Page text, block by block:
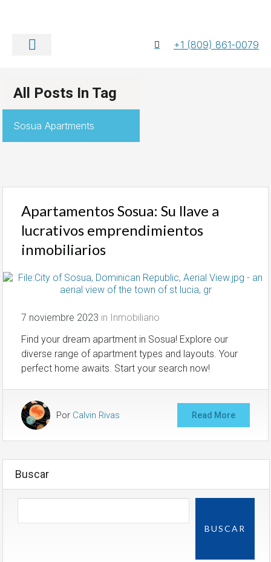
+1 (809) 861-0079
All Posts In Tag
Sosua Apartments
Apartamentos Sosua: Su llave a
lucrativos emprendimientos
inmobiliarios
7 noviembre 2023 in Inmobiliario
Find your dream apartment in Sosua! Explore our
diverse range of apartment types and layouts. Your
perfect home awaits. Start your search now!
Por Calvin Rivas Read More
Buscar
BUSCAR